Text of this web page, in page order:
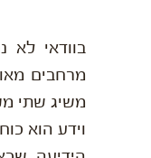
בוודאי לא
מרחבים
משיג שתי
וידע הוא